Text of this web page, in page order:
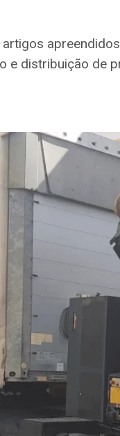
e distribuição de